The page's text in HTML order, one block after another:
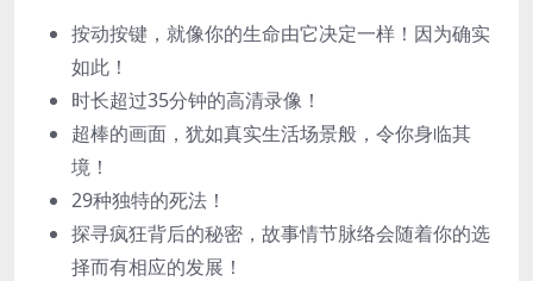
按动按键，就像你的生命由它决定一样！因为确实
如此！
时长超过35分钟的高清录像！
超棒的画面，犹如真实生活场景般，令你身临其
境！
29种独特的死法！
探寻疯狂背后的秘密，故事情节脉络会随着你的选
择而有相应的发展！